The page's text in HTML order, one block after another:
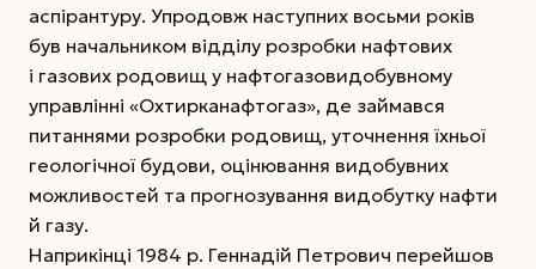
аспірантуру. Упродовж наступних восьми років
був начальником відділу розробки нафтових
і газових родовищ у нафтогазовидобувному
управлінні «Охтирканафтогаз», де займався
питаннями розробки родовищ, уточнення їхньої
геологічної будови, оцінювання видобувних
можливостей та прогнозування видобутку нафти
й газу.
Наприкінці 1984 р. Геннадій Петрович перейшов